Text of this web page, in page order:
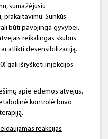
sumažėjusiu
prakaitavimu. Sunkūs
būti pavojinga gyvybei.
reikalingas skubus
atlikti desensibilizaciją.
gali išryškėti injekcijos
apie edemos atvejus,
kontrolė buvo
reakcijas